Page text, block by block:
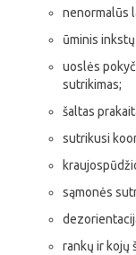
nenormalūs
ūminis
uoslės
sutrikimas;
šaltas
sutrikusi
sąmonės
rankų ir kojų